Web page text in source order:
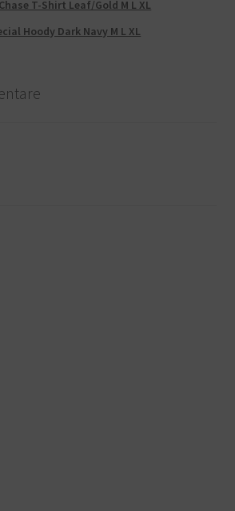
T-Shirt Leaf/Gold M L XL
Hoody Dark Navy M L XL